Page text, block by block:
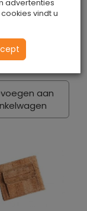
Is
/ stuk
aan
advertenties
vindt u